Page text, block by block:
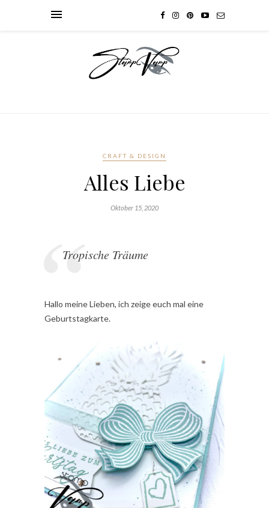
CRAFT & DESIGN
Alles Liebe
Oktober 15, 2020
Tropische Träume
Hallo meine Lieben, ich zeige euch mal eine
Geburtstagkarte.